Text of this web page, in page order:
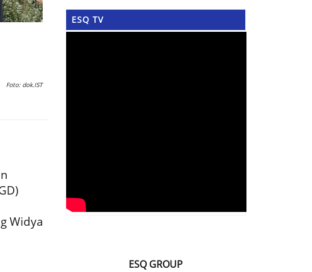
Foto: dok.IST
Widya
ESQ TV
ESQ GROUP